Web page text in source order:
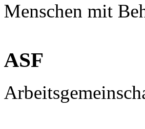
Menschen mit
ASF